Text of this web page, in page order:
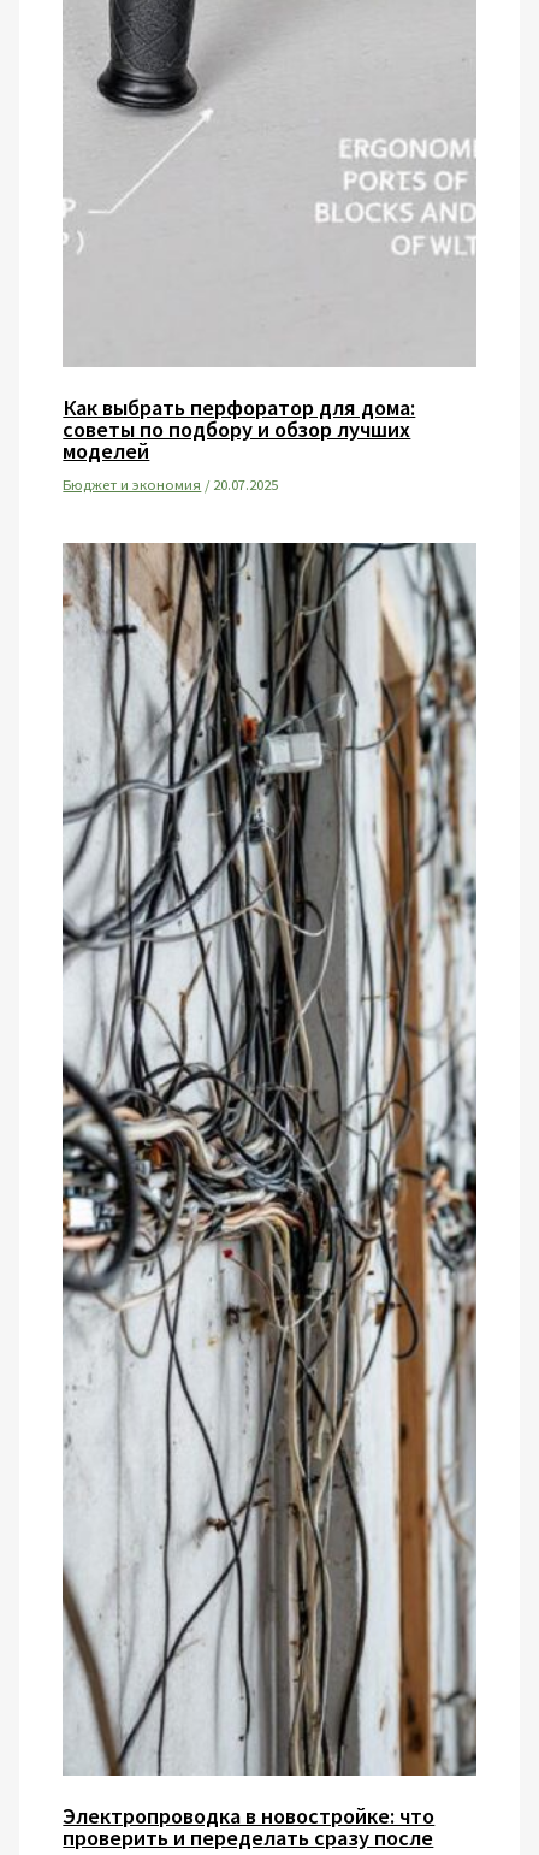
Как выбрать перфоратор для дома:
советы по подбору и обзор лучших
моделей
Бюджет и экономия /20.07.2025
Электропроводка в новостройке: что
проверить и переделать сразу после